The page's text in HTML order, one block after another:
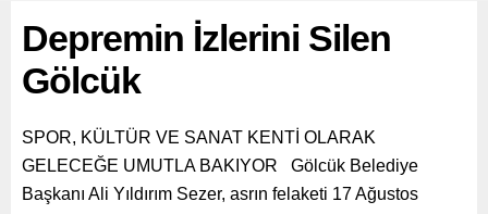
Depremin İzlerini Silen
Gölcük
SPOR, KÜLTÜR VE SANAT KENTİ OLARAK
GELECEĞE UMUTLA BAKIYOR Gölcük Belediye
Başkanı Ali Yıldırım Sezer, asrın felaketi 17 Ağustos